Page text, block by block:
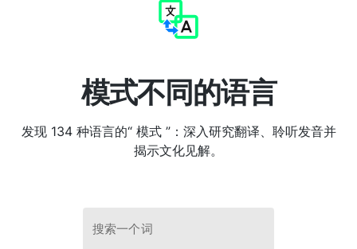
模式不同的语言
发现 134 种语言的“ 模式 ”：深入研究翻译、聆听发音并
揭示文化见解。
搜索一个词